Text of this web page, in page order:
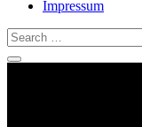
Impressum